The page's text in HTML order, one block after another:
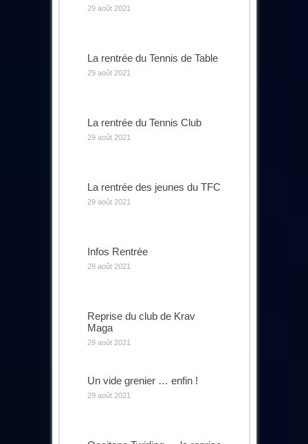
29 août 2021
La rentrée du Tennis de Table
29 août 2021
La rentrée du Tennis Club
29 août 2021
La rentrée des jeunes du TFC
29 août 2021
Infos Rentrée
29 août 2021
Reprise du club de Krav
Maga
29 août 2021
Un vide grenier … enfin !
29 août 2021